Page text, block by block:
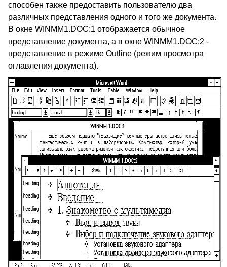
способен также предоставить пользователю два
различных представления одного и того же документа.
В окне WINMM­1.DOC:1 отображается обычное
представление документа, а в окне WINMM­1.DOC:2 -
представление в режиме Outline (режим просмотра
оглавления документа).